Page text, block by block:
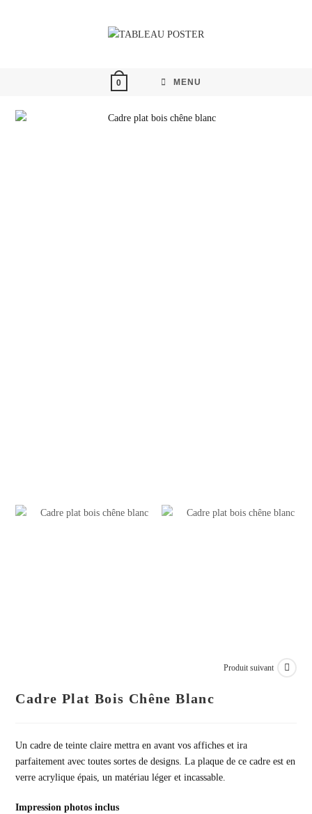
0 MENU
Produit suivant
Cadre Plat Bois Chêne Blanc
Un cadre de teinte claire mettra en avant vos affiches et ira
parfaitement avec toutes sortes de designs. La plaque de ce cadre est en
verre acrylique épais, un matériau léger et incassable.
Impression photos inclus